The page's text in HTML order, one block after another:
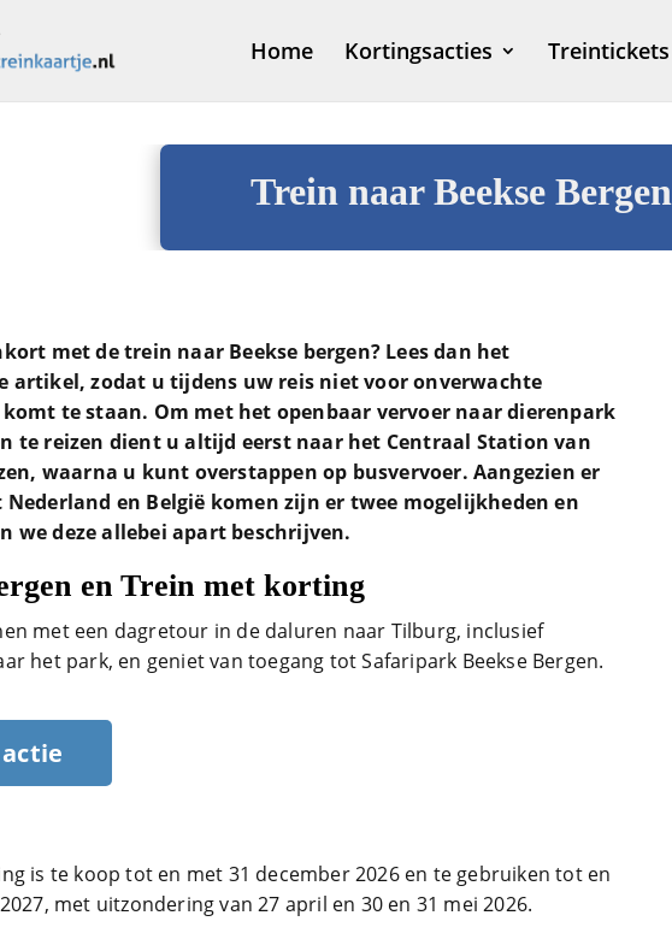
Home Kortingsacties Treintickets
Trein naar Beekse Bergen
met de trein naar Beekse bergen? Lees dan het
artikel, zodat u tijdens uw reis niet voor onverwachte
te staan. Om met het openbaar vervoer naar dierenpark
te reizen dient u altijd eerst naar het Centraal Station van
waarna u kunt overstappen op busvervoer. Aangezien er
Nederland en België komen zijn er twee mogelijkheden en
we deze allebei apart beschrijven.
en Trein met korting
met een dagretour in de daluren naar Tilburg, inclusief
het park, en geniet van toegang tot Safaripark Beekse Bergen.
is te koop tot en met 31 december 2026 en te gebruiken tot en
met uitzondering van 27 april en 30 en 31 mei 2026.